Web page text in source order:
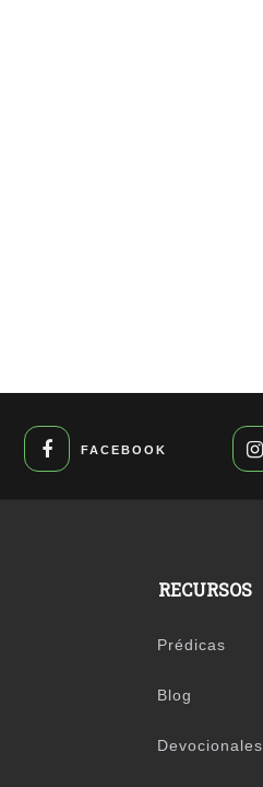
FACEBOOK
RECURSOS
Prédicas
Blog
Devocionales